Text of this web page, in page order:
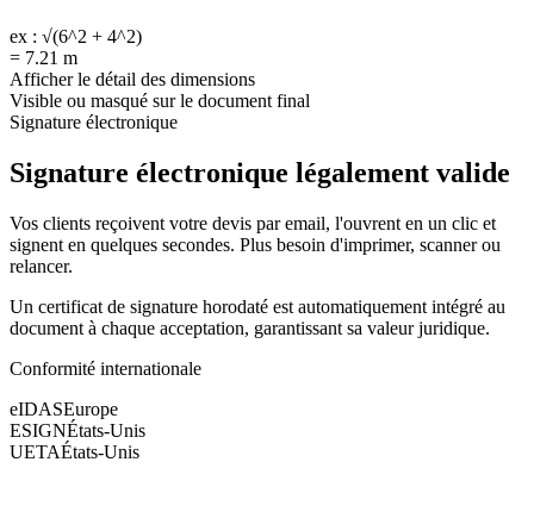
ex : √(6^2 + 4^2)
= 7.21 m
Afficher le détail des dimensions
Visible ou masqué sur le document final
Signature électronique
Signature électronique légalement valide
Vos clients reçoivent votre devis par email, l'ouvrent en un clic et
signent en quelques secondes. Plus besoin d'imprimer, scanner ou
relancer.
Un certificat de signature horodaté est automatiquement intégré au
document à chaque acceptation, garantissant sa valeur juridique.
Conformité internationale
eIDASEurope
ESIGNÉtats-Unis
UETAÉtats-Unis